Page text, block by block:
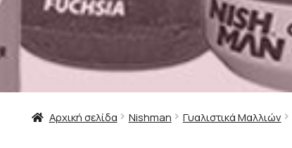
Αρχική σελίδα Nishman Γυαλιστικά Μαλλιών